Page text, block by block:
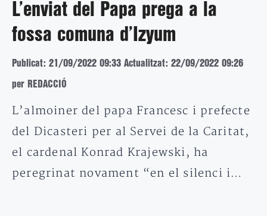
L’enviat del Papa prega a la
fossa comuna d’Izyum
Publicat: 21/09/2022 09:33 Actualitzat: 22/09/2022 09:26
per REDACCIÓ
L’almoiner del papa Francesc i prefecte
del Dicasteri per al Servei de la Caritat,
el cardenal Konrad Krajewski, ha
peregrinat novament “en el silenci i…